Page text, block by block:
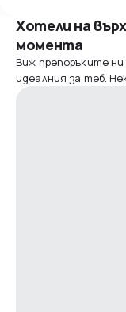
Хотели на
момента
Виж препоръките
идеалния за теб.